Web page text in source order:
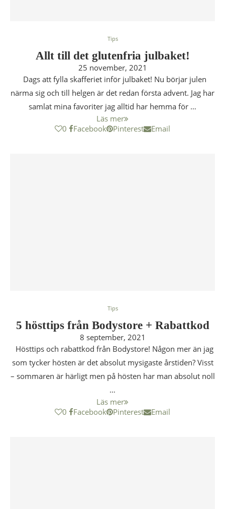
Tips
Allt till det glutenfria julbaket!
25 november, 2021
Dags att fylla skafferiet inför julbaket! Nu börjar julen
närma sig och till helgen är det redan första advent. Jag har
samlat mina favoriter jag alltid har hemma för …
Läs mer
0
Facebook Pinterest Email
Tips
5 hösttips från Bodystore + Rabattkod
8 september, 2021
Hösttips och rabattkod från Bodystore! Någon mer än jag
som tycker hösten är det absolut mysigaste årstiden? Visst
– sommaren är härligt men på hösten har man absolut noll
…
Läs mer
0
Facebook Pinterest Email